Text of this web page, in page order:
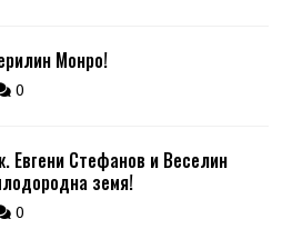
Монро!
0
Евгени Стефанов и Веселин
земя!
0